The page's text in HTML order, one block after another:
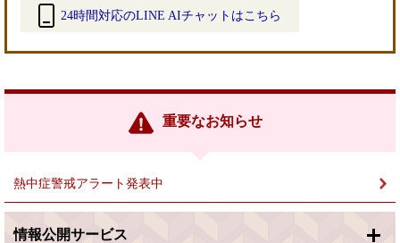
24時間対応のLINE AIチャットはこちら
リ
重要なお知らせ
熱中症警戒アラート発表中
情報公開サービス